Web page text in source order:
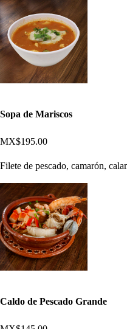
Sopa de Mariscos
MX$195.00
Filete de pescado, camarón,
Caldo de Pescado Grande